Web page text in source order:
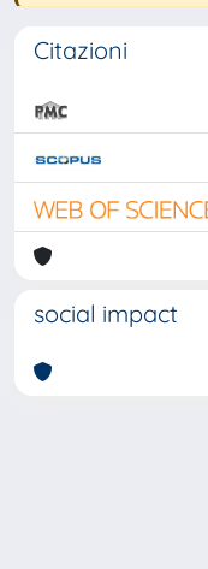
Citazioni
social impact